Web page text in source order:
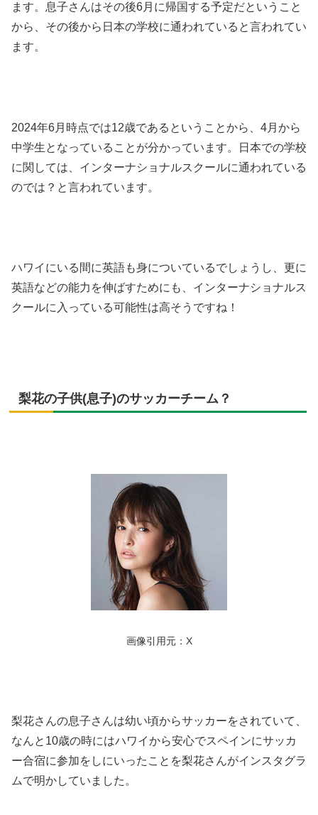
ます。息子さんはその後6月に帰国する予定だということ
から、その後から日本の学校に通われていると言われてい
ます。
2024年6月時点では12歳であるということから、4月から
中学生となっていることが分かっています。日本での学校
に関しては、インターナショナルスクールに通われている
のでは？と言われています。
ハワイにいる間に英語も身についているでしょうし、更に
英語などの能力を伸ばすためにも、インターナショナルス
クールに入っている可能性は高そうですね！
梨花の子供(息子)のサッカーチーム？
画像引用元：X
梨花さんの息子さんは幼い頃からサッカーをされていて、
なんと10歳の時にはハワイから安心でスペインにサッカ
ー合宿に参加をしにいったことを梨花さんがインスタグラ
ムで明かしていました。